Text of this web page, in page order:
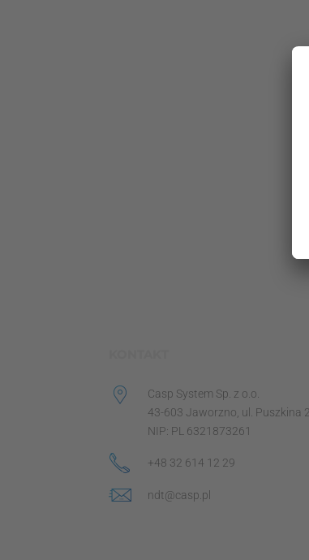
Casp System Sp. z o.o.
43-603 Jaworzno, ul. Puszkina 2
NIP: PL 6321873261
+48 32 614 12 29
ndt@casp.pl